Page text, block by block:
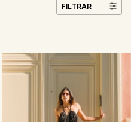
FILTRAR